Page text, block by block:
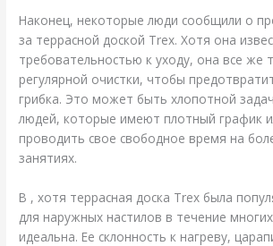
Наконец, некоторые люди сообщили о
за террасной доской Trex. Хотя она
требовательностью к уходу, она все же
регулярной очистки, чтобы
грибка. Это может быть хлопотной
людей, которые имеют плотный график
проводить свое свободное время на
занятиях.
В , хотя террасная доска Trex была
для наружных настилов в течение
идеальна. Ее склонность к нагреву,